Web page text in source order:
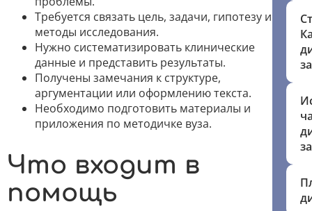
Требуется связать цель, задачи, гипотезу и
методы исследования.
Нужно систематизировать клинические
данные и представить результаты.
Получены замечания к структуре,
аргументации или оформлению текста.
Необходимо подготовить материалы и
приложения по методичке вуза.
Что входит в
помощь